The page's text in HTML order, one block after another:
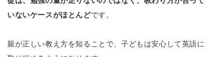
いないケースがほとんどです。
親が正しい教え方を知ることで、子どもは安心して英語に